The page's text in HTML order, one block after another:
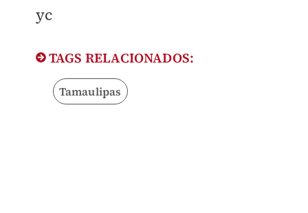
yc
TAGS RELACIONADOS:
Tamaulipas